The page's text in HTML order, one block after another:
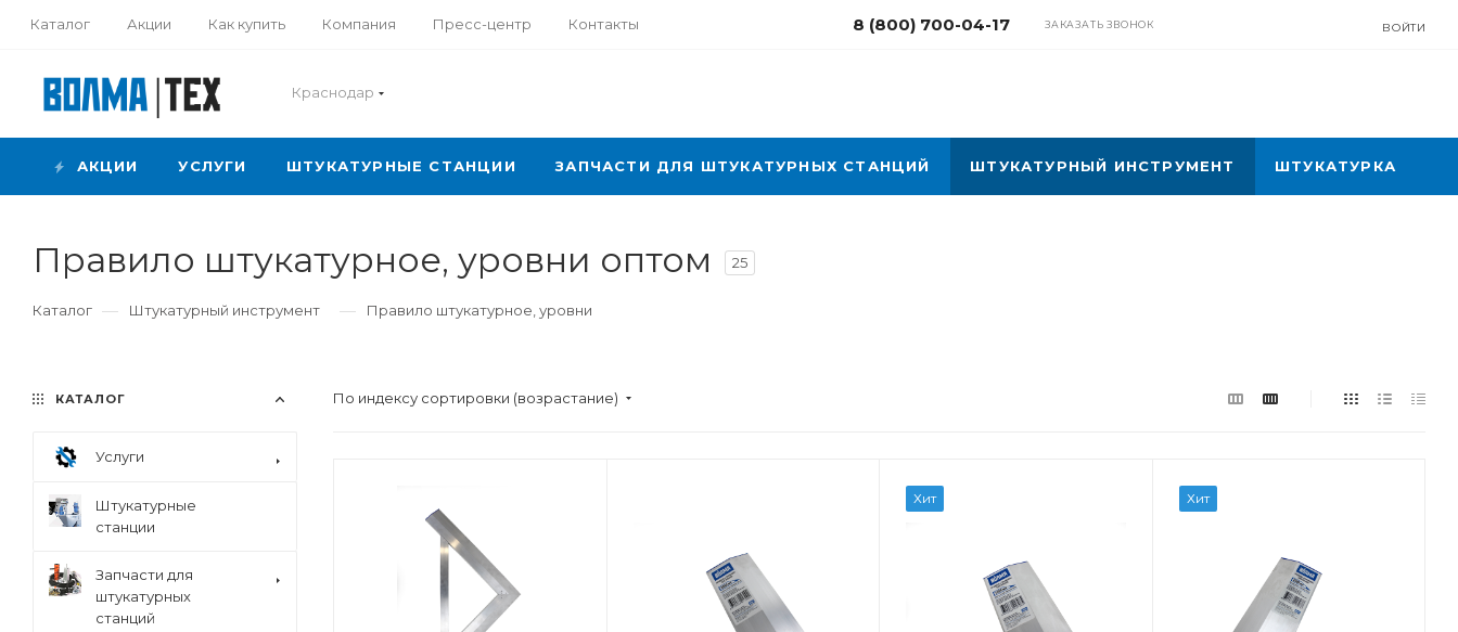
Каталог Акции Как купить Компания Пресс-центр Контакты 8 (800) 700-04-17 ЗАКАЗАТЬ ЗВОНОК ВОЙТИ
Краснодар
АКЦИИ УСЛУГИ ШТУКАТУРНЫЕ СТАНЦИИ ЗАПЧАСТИ ДЛЯ ШТУКАТУРНЫХ СТАНЦИЙ ШТУКАТУРНЫЙ ИНСТРУМЕНТ ШТУКАТУРКА
Правило штукатурное, уровни оптом 25
Каталог — Штукатурный инструмент — Правило штукатурное, уровни
По индексу сортировки (возрастание)
1,1 2,4
Хит Хит
КАТАЛОГ
Услуги
Штукатурные
станции
Запчасти для
штукатурных
станций